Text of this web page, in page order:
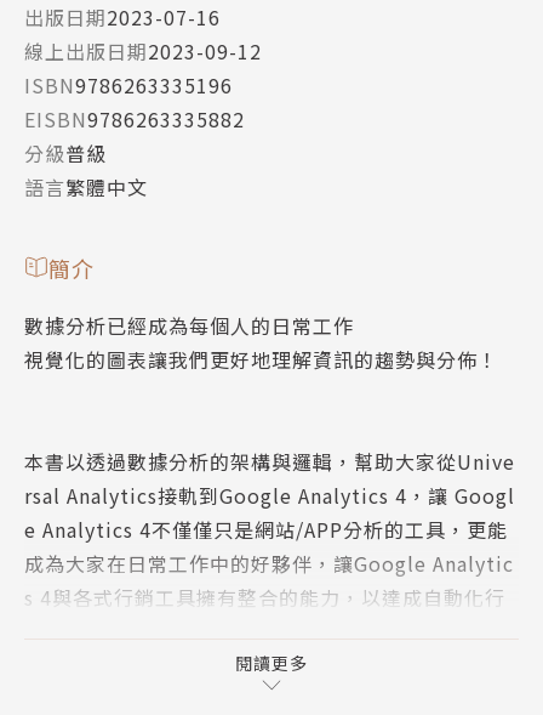
出版日期2023-07-16
線上出版日期2023-09-12
ISBN9786263335196
EISBN9786263335882
分級普級
語言繁體中文
簡介
數據分析已經成為每個人的日常工作
視覺化的圖表讓我們更好地理解資訊的趨勢與分佈！
本書以透過數據分析的架構與邏輯，幫助大家從Unive
rsal Analytics接軌到Google Analytics 4，讓 Googl
e Analytics 4不僅僅只是網站/APP分析的工具，更能
成為大家在日常工作中的好夥伴，讓Google Analytic
s 4與各式行銷工具擁有整合的能力，以達成自動化行
閱讀更多